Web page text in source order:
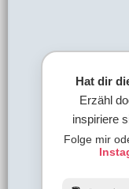
Hat dir
Erzähl
inspiriere
Folge mir